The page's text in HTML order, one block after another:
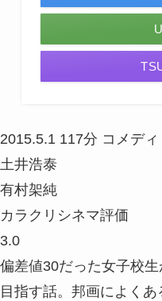
2015.5.1 117分 コメディ
土井浩泰
有村架純
カラクリシネマ評価
3.0
偏差値30だった女子校
目指す話。邦画によく